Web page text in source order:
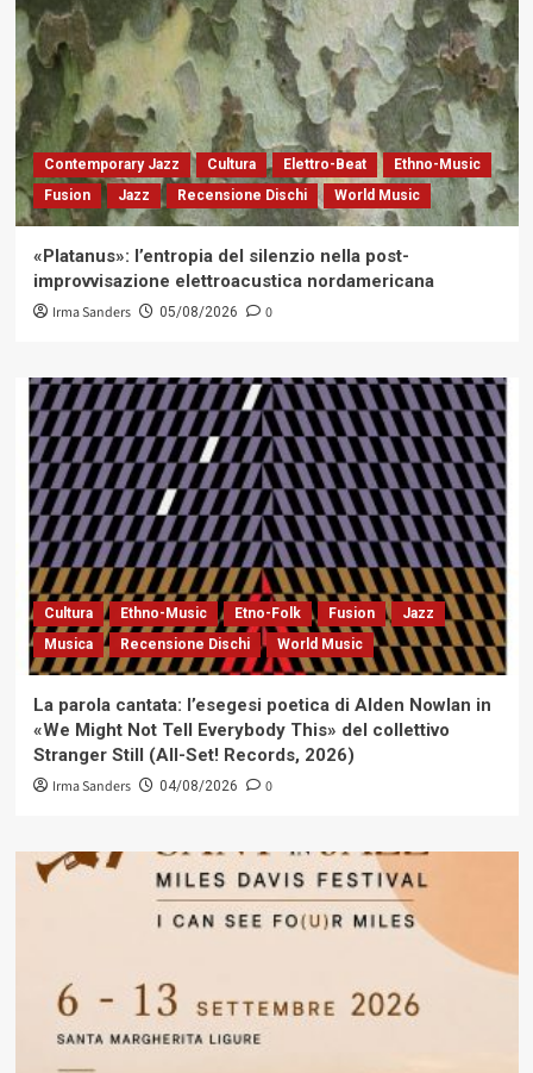
Contemporary Jazz Cultura Elettro-Beat
Ethno-Music
Fusion
Jazz Recensione Dischi World Music
«Platanus»: l’entropia del silenzio nella post-
improvvisazione elettroacustica nordamericana
Irma Sanders 05/08/2026 0
Cultura Ethno-Music Etno-Folk Fusion
Jazz
Musica
Recensione Dischi World Music
La parola cantata: l’esegesi poetica di Alden Nowlan in
«We Might Not Tell Everybody This» del collettivo
Stranger Still (All-Set! Records, 2026)
Irma Sanders 04/08/2026 0